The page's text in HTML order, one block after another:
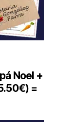
Noel +
=